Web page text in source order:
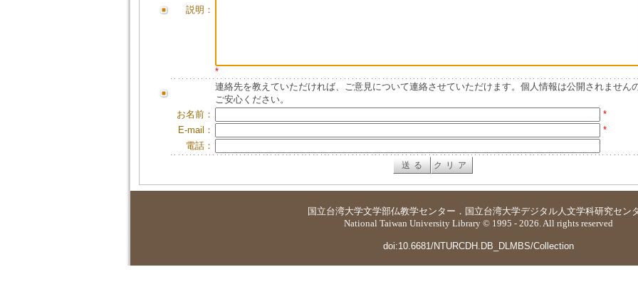
説明：
*
連絡先を教えていただければ、ご意見について連絡させていただけます。個人情報は公開されません
ご安心ください。
お名前：
*
E-mail：
*
電話：
国立台湾大学文学部仏教学センター ． 国立台湾大学デジタル人文学科研究セン
National Taiwan University Library © 1995 - 2026. All rights reserved
doi:10.6681/NTURCDH.DB_DLMBS/Collection